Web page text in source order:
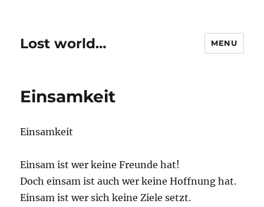
Lost world… MENU
Einsamkeit
Einsamkeit
Einsam ist wer keine Freunde hat!
Doch einsam ist auch wer keine Hoffnung hat.
Einsam ist wer sich keine Ziele setzt.